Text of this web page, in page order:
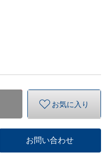
お気に入り
お問い合わせ